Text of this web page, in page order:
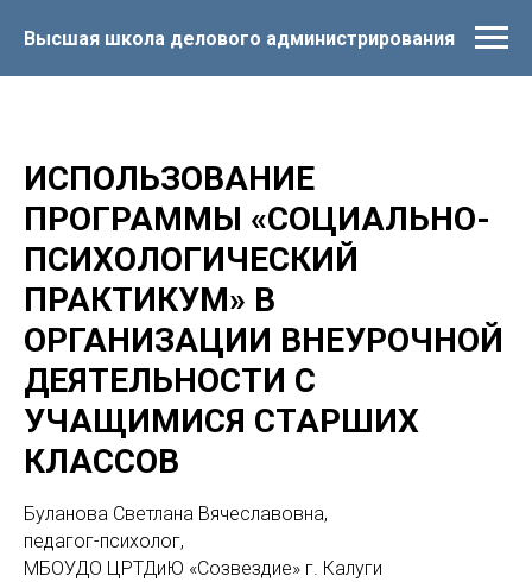
Высшая школа делового администрирования
ИСПОЛЬЗОВАНИЕ
ПРОГРАММЫ «СОЦИАЛЬНО-
ПСИХОЛОГИЧЕСКИЙ
ПРАКТИКУМ» В
ОРГАНИЗАЦИИ ВНЕУРОЧНОЙ
ДЕЯТЕЛЬНОСТИ С
УЧАЩИМИСЯ СТАРШИХ
КЛАССОВ
Буланова Светлана Вячеславовна,
педагог-психолог,
МБОУДО ЦРТДиЮ «Созвездие» г. Калуги